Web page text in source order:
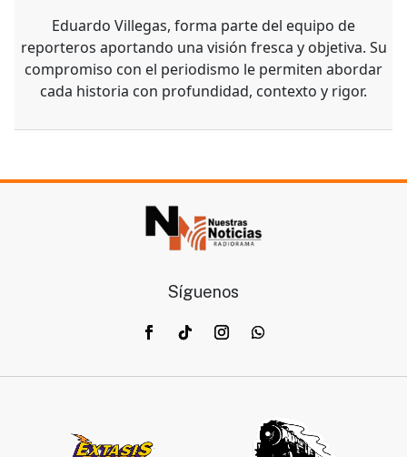
Eduardo Villegas, forma parte del equipo de
reporteros aportando una visión fresca y objetiva. Su
compromiso con el periodismo le permiten abordar
cada historia con profundidad, contexto y rigor.
Síguenos